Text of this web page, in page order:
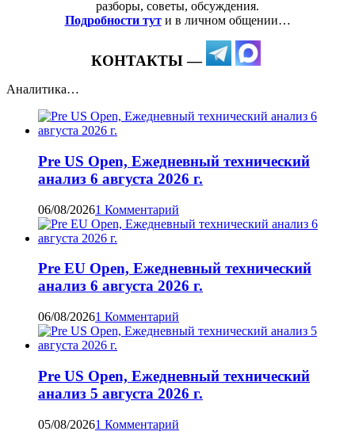
разборы, советы, обсуждения.
Подробности тут и в личном общении…
КОНТАКТЫ —
Аналитика…
Pre US Open, Ежедневный технический
анализ 6 августа 2026 г.
06/08/20261 Комментарий
Pre EU Open, Ежедневный технический
анализ 6 августа 2026 г.
06/08/20261 Комментарий
Pre US Open, Ежедневный технический
анализ 5 августа 2026 г.
05/08/20261 Комментарий